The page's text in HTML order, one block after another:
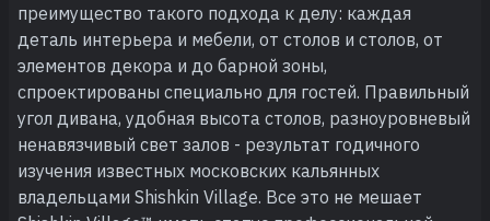
преимущество такого подхода к делу: каждая
деталь интерьера и мебели, от столов и столов, от
элементов декора и до барной зоны,
спроектированы специально для гостей. Правильный
угол дивана, удобная высота столов, разноуровневый
ненавязчивый свет залов - результат годичного
изучения известных московских кальянных
владельцами Shishkin Village. Все это не мешает